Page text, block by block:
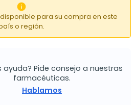

para su compra en este
o región.
ayuda? Pide consejo a nuestras
farmacéuticas.
Hablamos